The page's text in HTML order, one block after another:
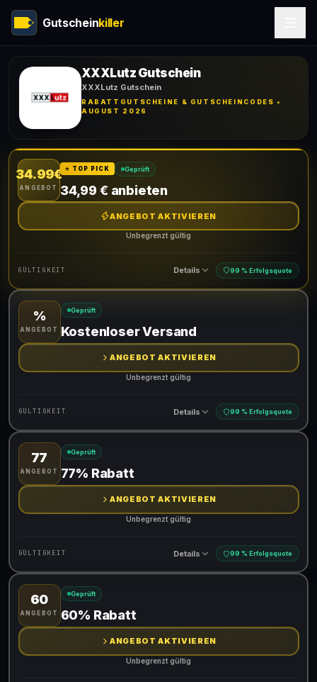
Gutscheinkiller
XXXLutz Gutschein
XXXLutz Gutschein
RABATTGUTSCHEINE & GUTSCHEINCODES •
AUGUST 2026
34.99€
ANGEBOT
⭐ TOP PICK Geprüft
34,99 € anbieten
ANGEBOT AKTIVIEREN
Unbegrenzt gültig
GÜLTIGKEIT Details 99 % Erfolgsquote
Gültig für teilnehmende Produkte
%
ANGEBOT
Geprüft
Kostenloser Versand
ANGEBOT AKTIVIEREN
Unbegrenzt gültig
GÜLTIGKEIT Details 99 % Erfolgsquote
Gültig für teilnehmende Produkte
77
ANGEBOT
Geprüft
77% Rabatt
ANGEBOT AKTIVIEREN
Unbegrenzt gültig
GÜLTIGKEIT Details 99 % Erfolgsquote
Gültig für teilnehmende Produkte
60
ANGEBOT
Geprüft
60% Rabatt
ANGEBOT AKTIVIEREN
Unbegrenzt gültig